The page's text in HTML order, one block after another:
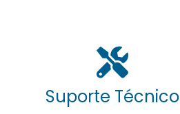
Suporte Técnico